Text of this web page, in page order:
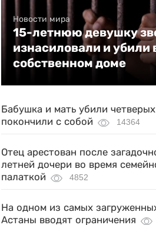
Новости мира
15-летнюю девушку
изнасиловали и убили
собственном доме
Бабушка и мать убили
покончили с собой
14364
Отец арестован после
летней дочери во время
палаткой
4852
На одном из самых
Астаны вводят ограничения